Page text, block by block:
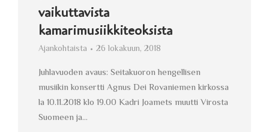
vaikuttavista
kamarimusiikkiteoksista
Ajankohtaista 26 lokakuun, 2018
Juhlavuoden avaus: Seitakuoron hengellisen
musiikin konsertti Agnus Dei Rovaniemen kirkossa
la 10.11.2018 klo 19.00 Kadri Joamets muutti Virosta
Suomeen ja…